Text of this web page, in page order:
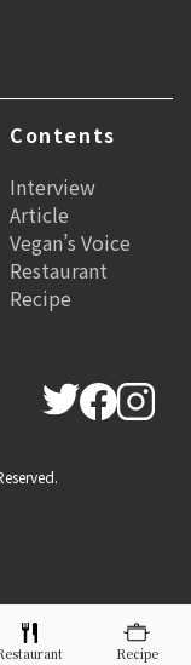
Recipe
Contents
Interview
Article
Vegan’s Voice
Restaurant
Recipe